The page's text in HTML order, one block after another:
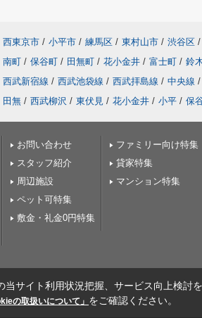
西東京市 / 小平市 / 練馬区 / 東村山市 / 渋谷区 /
南町 / 保谷町 / 田無町 / 花小金井 / 富士町 / 鈴
西武新宿線 / 西武池袋線 / 西武拝島線 / 中央線 /
田無 / 西武柳沢 / 東伏見 / 花小金井 / 小平 / 保
お問い合わせ
スタッフ紹介
周辺施設
ペット可特集
敷金・礼金0円特集
ファミリー向け特集
貸家特集
マンション特集
当サイト利用状況把握、サービス向上検討
の取扱いについて」 をご確認ください。